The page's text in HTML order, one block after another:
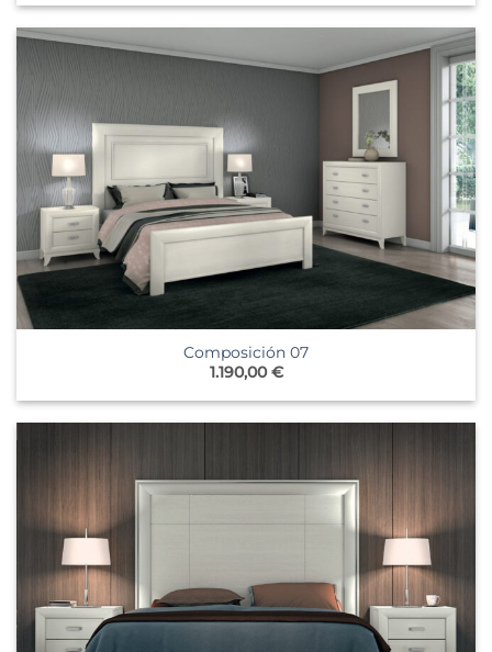
Composición 07
1.190,00€